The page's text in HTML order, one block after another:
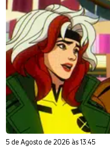
5 de Agosto de 2026 às 13:45